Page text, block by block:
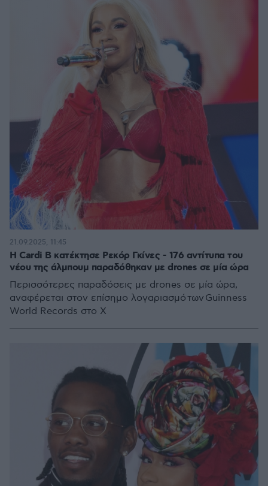
Η Cardi B κατέκτησε Ρεκόρ Γκίνες - 176 αντίτυπα του
νέου της άλμπουμ παραδόθηκαν με drones σε μία ώρα
Περισσότερες παραδόσεις με drones σε μία ώρα,
αναφέρεται στον επίσημο λογαριασμό των Guinness
World Records στο Χ
21.09.2025, 11:45